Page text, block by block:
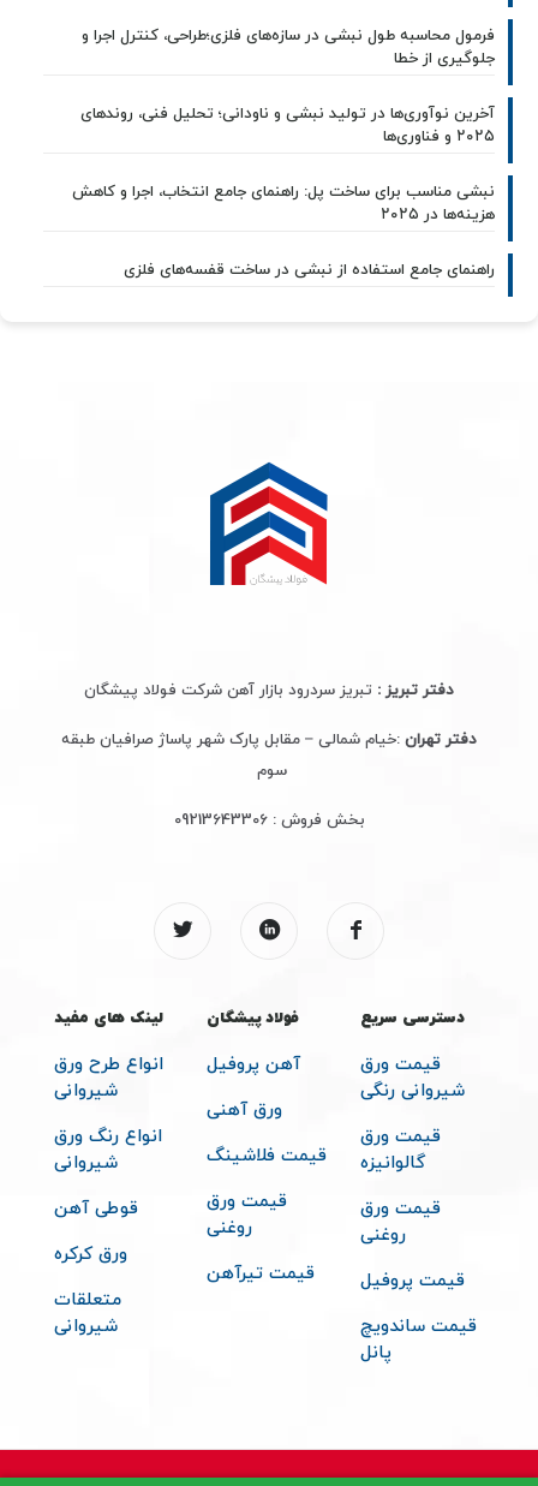
فرمول محاسبه طول نبشی در سازه‌های فلزی؛طراحی، کنترل اجرا و
جلوگیری از خطا
آخرین نوآوری‌ها در تولید نبشی و ناودانی؛ تحلیل فنی، روندهای
۲۰۲۵ و فناوری‌ها
نبشی مناسب برای ساخت پل: راهنمای جامع انتخاب، اجرا و کاهش
هزینه‌ها در ۲۰۲۵
راهنمای جامع استفاده از نبشی در ساخت قفسه‌های فلزی
دفتر تبریز : تبریز سردرود بازار آهن شرکت فولاد پیشگان
دفتر تهران :خیام شمالی – مقابل پارک شهر پاساژ صرافیان طبقه
سوم
بخش فروش :09213643306
دسترسی سریع
قیمت ورق
شیروانی رنگی
قیمت ورق
گالوانیزه
قیمت ورق
روغنی
قیمت پروفیل
قیمت ساندویچ
پانل
فولاد پیشگان
آهن پروفیل
ورق آهنی
قیمت فلاشینگ
قیمت ورق
روغنی
قیمت تیرآهن
لینک های مفید
انواع طرح ورق
شیروانی
انواع رنگ ورق
شیروانی
قوطی آهن
ورق کرکره
متعلقات
شیروانی